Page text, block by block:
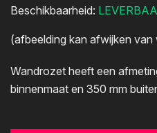
(afbeelding kan afwijken van
Wandrozet heeft een
binnenmaat en 350 mm
Beschikbaarheid: